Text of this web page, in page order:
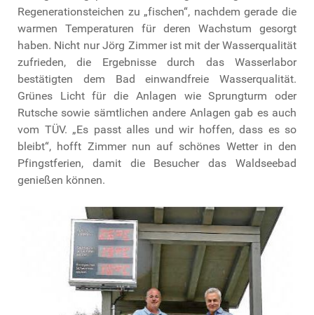
Regenerationsteichen zu „fischen“, nachdem gerade die
warmen Temperaturen für deren Wachstum gesorgt
haben. Nicht nur Jörg Zimmer ist mit der Wasserqualität
zufrieden, die Ergebnisse durch das Wasserlabor
bestätigten dem Bad einwandfreie Wasserqualität.
Grünes Licht für die Anlagen wie Sprungturm oder
Rutsche sowie sämtlichen andere Anlagen gab es auch
vom TÜV. „Es passt alles und wir hoffen, dass es so
bleibt“, hofft Zimmer nun auf schönes Wetter in den
Pfingstferien, damit die Besucher das Waldseebad
genießen können.